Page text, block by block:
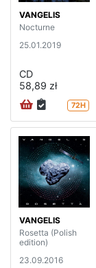
VANGELIS
Nocturne
25.01.2019
CD
58,89 zł
72H
VANGELIS
Rosetta (Polish
edition)
23.09.2016